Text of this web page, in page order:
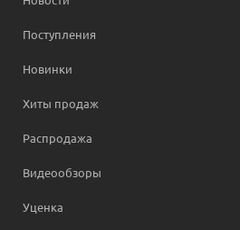
Поступления
Новинки
Хиты продаж
Распродажа
Видеообзоры
Уценка